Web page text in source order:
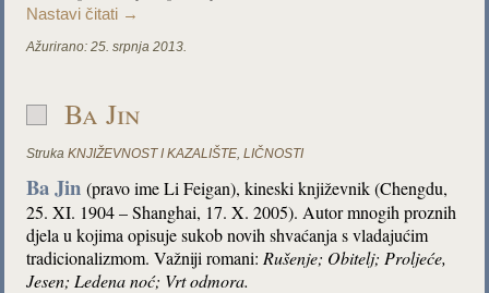
Nastavi čitati →
Ažurirano: 25. srpnja 2013.
Ba Jin
Struka KNJIŽEVNOST I KAZALIŠTE,LIČNOSTI
Ba Jin(pravo ime Li Feigan), kineski književnik (Chengdu,
25. XI. 1904 – Shanghai, 17. X. 2005). Autor mnogih proznih
djela u kojima opisuje sukob novih shvaćanja s vladajućim
tradicionalizmom. Važniji romani: Rušenje; Obitelj; Proljeće,
Jesen; Ledena noć; Vrt odmora.